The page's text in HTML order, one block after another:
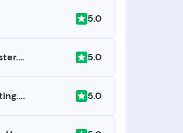
5.0
Planethoster.com 5.0
ScalaHosting.com 5.0